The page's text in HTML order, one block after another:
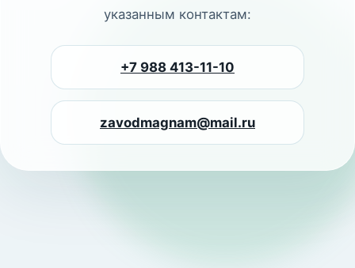
указанным контактам:
+7 988 413-11-10
zavodmagnam@mail.ru